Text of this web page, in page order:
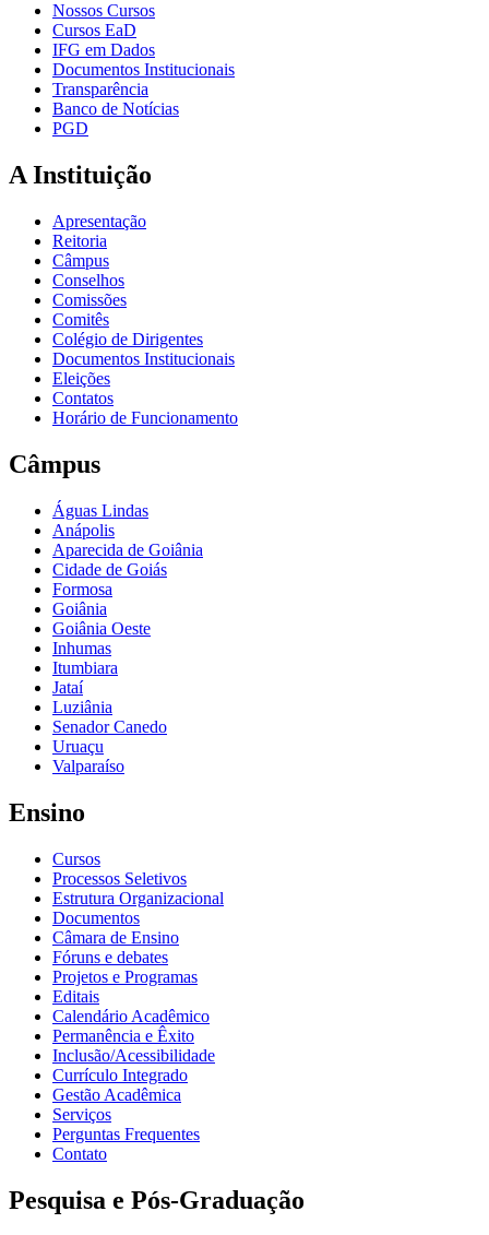
Nossos Cursos
Cursos EaD
IFG em Dados
Documentos Institucionais
Transparência
Banco de Notícias
PGD
A Instituição
Apresentação
Reitoria
Câmpus
Conselhos
Comissões
Comitês
Colégio de Dirigentes
Documentos Institucionais
Eleições
Contatos
Horário de Funcionamento
Câmpus
Águas Lindas
Anápolis
Aparecida de Goiânia
Cidade de Goiás
Formosa
Goiânia
Goiânia Oeste
Inhumas
Itumbiara
Jataí
Luziânia
Senador Canedo
Uruaçu
Valparaíso
Ensino
Cursos
Processos Seletivos
Estrutura Organizacional
Documentos
Câmara de Ensino
Fóruns e debates
Projetos e Programas
Editais
Calendário Acadêmico
Permanência e Êxito
Inclusão/Acessibilidade
Currículo Integrado
Gestão Acadêmica
Serviços
Perguntas Frequentes
Contato
Pesquisa e Pós-Graduação